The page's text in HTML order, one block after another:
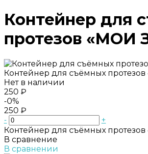
Контейнер для
протезов «МОИ
Контейнер для съёмных
Нет в наличии
250 ₽
-0%
250 ₽
-
+
Контейнер для съёмных
В сравнение
В сравнении